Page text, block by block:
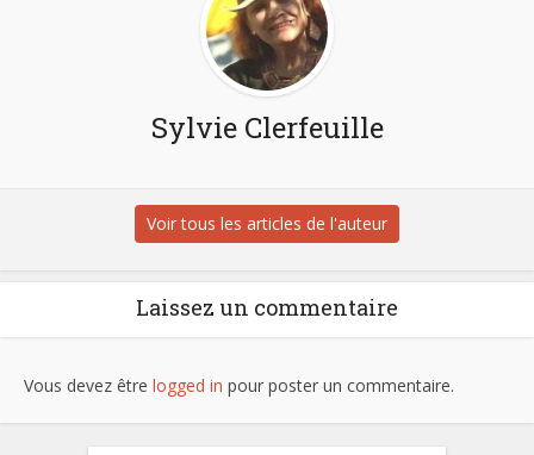
Sylvie Clerfeuille
Voir tous les articles de l'auteur
Laissez un commentaire
Vous devez être logged in pour poster un commentaire.